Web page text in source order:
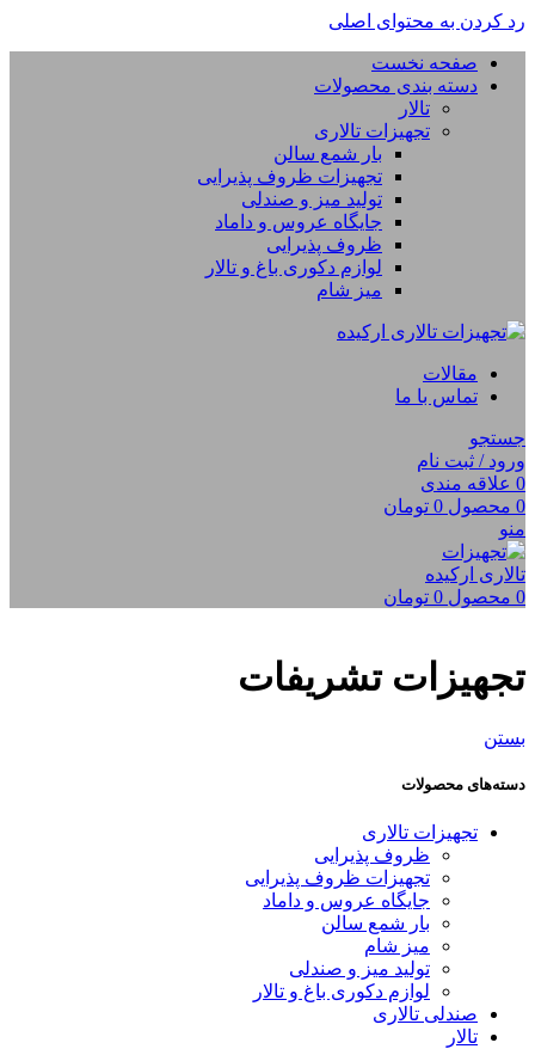
رد کردن به محتوای اصلی
صفحه نخست
دسته بندی محصولات
تالار
تجهیزات تالاری
بار شمع سالن
تجهیزات ظروف پذیرایی
تولید میز و صندلی
جایگاه عروس و داماد
ظروف پذیرایی
لوازم دکوری باغ و تالار
میز شام
مقالات
تماس با ما
جستجو
ورود / ثبت نام
0 علاقه مندی
0 محصول 0 تومان
منو
0 محصول 0 تومان
تجهیزات تشریفات
بستن
دسته‌های محصولات
تجهیزات تالاری
ظروف پذیرایی
تجهیزات ظروف پذیرایی
جایگاه عروس و داماد
بار شمع سالن
میز شام
تولید میز و صندلی
لوازم دکوری باغ و تالار
صندلی تالاری
تالار